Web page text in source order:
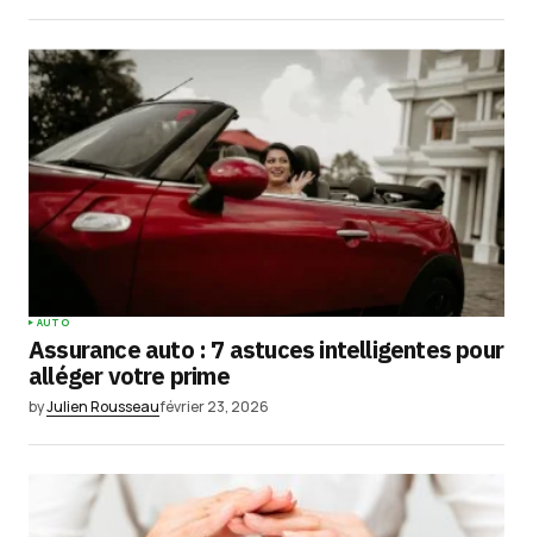
AUTO
Assurance auto : 7 astuces intelligentes pour
alléger votre prime
byJulien Rousseaufévrier 23, 2026